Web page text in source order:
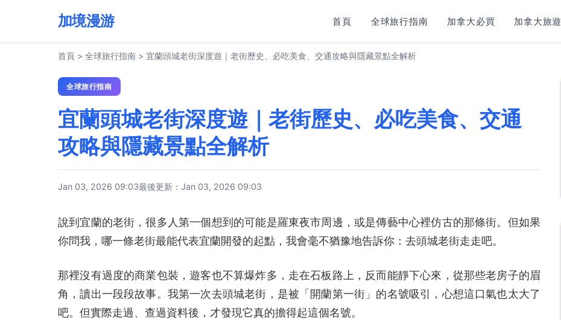
加境漫游 首頁 全球旅行指南 加拿大必買 加拿大旅遊​
首頁 > 全球旅行指南 > 宜蘭頭城老街深度遊｜老街歷史、必吃美食、交通攻略與隱藏景點全解析
全球旅行指南
宜蘭頭城老街深度遊｜老街歷史、必吃美食、交通
攻略與隱藏景點全解析
Jan 03, 2026 09:03最後更新：Jan 03, 2026 09:03
說到宜蘭的老街，很多人第一個想到的可能是羅東夜市周邊，或是傳藝中心裡仿古的那條街。但如果
你問我，哪一條老街最能代表宜蘭開發的起點，我會毫不猶豫地告訴你：去頭城老街走走吧。
那裡沒有過度的商業包裝，遊客也不算爆炸多，走在石板路上，反而能靜下心來，從那些老房子的眉
角，讀出一段段故事。我第一次去頭城老街，是被「開蘭第一街」的名號吸引，心想這口氣也太大了
吧。但實際走過、查過資料後，才發現它真的擔得起這個名號。